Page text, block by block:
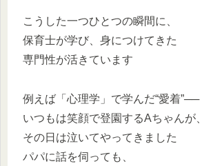
こうした一つひとつの瞬間に、
保育士が学び、身につけてきた
専門性が活きています
例えば「心理学」で学んだ“愛着”──
いつもは笑顔で登園するAちゃんが、
その日は泣いてやってきました
パパに話を伺っても、